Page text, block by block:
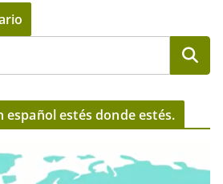
español estés donde estés.